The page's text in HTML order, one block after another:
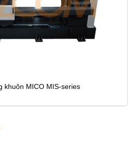
khuôn MICO MIS-series